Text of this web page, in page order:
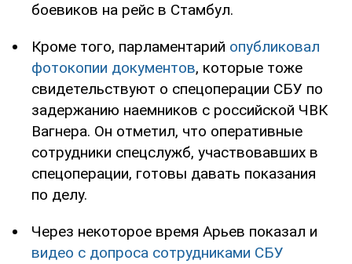
боевиков на рейс в Стамбул.
Кроме того, парламентарий опубликовал
фотокопии документов, которые тоже
свидетельствуют о спецоперации СБУ по
задержанию наемников с российской ЧВК
Вагнера. Он отметил, что оперативные
сотрудники спецслужб, участвовавших в
спецоперации, готовы давать показания
по делу.
Через некоторое время Арьев показал и
видео с допроса сотрудниками СБУ